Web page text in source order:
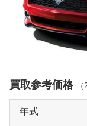
買取参考価格 （
年式